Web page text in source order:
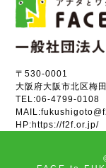
〒530-0001
大阪府大阪市北区梅
TEL:06-4799-0108
MAIL:
HP:https://f2f.or.jp/